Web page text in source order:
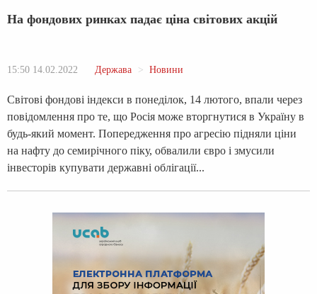
На фондових ринках падає ціна світових акцій
15:50 14.02.2022 Держава Новини
Світові фондові індекси в понеділок, 14 лютого, впали через
повідомлення про те, що Росія може вторгнутися в Україну в
будь-який момент. Попередження про агресію підняли ціни
на нафту до семирічного піку, обвалили євро і змусили
інвесторів купувати державні облігації...